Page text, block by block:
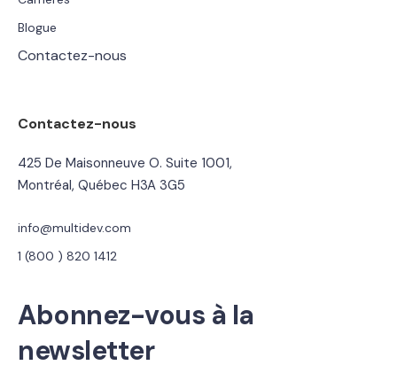
Blogue
Contactez-nous
Contactez-nous
425 De Maisonneuve O. Suite 1001,
Montréal, Québec H3A 3G5
info@multidev.com
1 (800 ) 820 1412
Abonnez-vous à la
newsletter